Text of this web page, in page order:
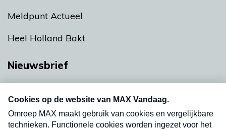
Meldpunt Actueel
Heel Holland Bakt
Nieuwsbrief
Neem hier een gratis abonnement op onze
nieuwsbrief. Elke vrijdag- en dinsdagochtend in
uw mailbox.